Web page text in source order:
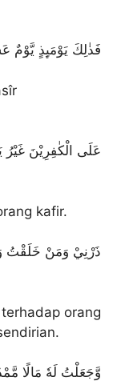
فَذٰلِكَ يَوْمَىِٕذٍ يَّوْمٌ
عَلَى الْكٰفِرِيْنَ غَيْرُ
kafir.
ذَرْنِيْ وَمَنْ خَلَقْتُ
orang
وَّجَعَلْتُ لَهٗ مَالًا